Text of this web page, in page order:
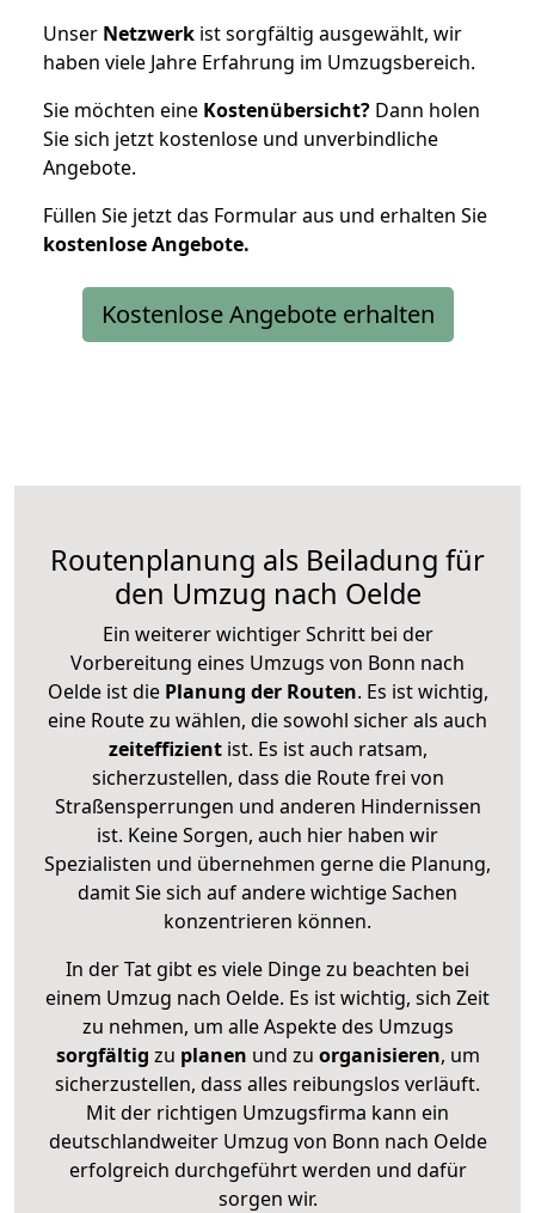
Unser Netzwerk ist sorgfältig ausgewählt, wir
haben viele Jahre Erfahrung im Umzugsbereich.
Sie möchten eine Kostenübersicht? Dann holen
Sie sich jetzt kostenlose und unverbindliche
Angebote.
Füllen Sie jetzt das Formular aus und erhalten Sie
kostenloseAngebote.
Kostenlose Angebote erhalten
Routenplanung als Beiladung für
den Umzug nach Oelde
Ein weiterer wichtiger Schritt bei der
Vorbereitung eines Umzugs von Bonn nach
Oelde ist diePlanung der Routen. Es ist wichtig,
eine Route zu wählen, die sowohl sicher als auch
zeiteffizientist. Es ist auch ratsam,
sicherzustellen, dass die Route frei von
Straßensperrungen und anderen Hindernissen
ist. Keine Sorgen, auch hier haben wir
Spezialisten und übernehmen gerne die Planung,
damit Sie sich auf andere wichtige Sachen
konzentrieren können.
In der Tat gibt es viele Dinge zu beachten bei
einem Umzug nach Oelde. Es ist wichtig, sich Zeit
zu nehmen, um alle Aspekte des Umzugs
sorgfältig zu planen und zu organisieren, um
sicherzustellen, dass alles reibungslos verläuft.
Mit der richtigen Umzugsfirma kann ein
deutschlandweiter Umzug von Bonn nach Oelde
erfolgreich durchgeführt werden und dafür
sorgen wir.